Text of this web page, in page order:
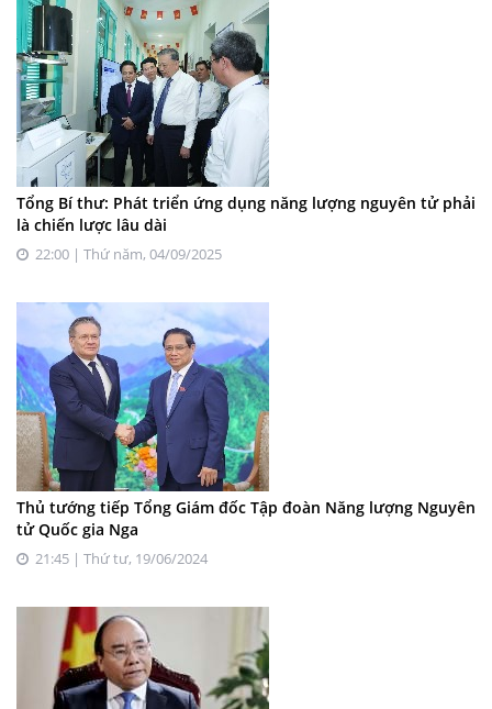
Tổng Bí thư: Phát triển ứng dụng năng lượng nguyên tử phải
là chiến lược lâu dài
22:00 | Thứ năm, 04/09/2025
Thủ tướng tiếp Tổng Giám đốc Tập đoàn Năng lượng Nguyên
tử Quốc gia Nga
21:45 | Thứ tư, 19/06/2024